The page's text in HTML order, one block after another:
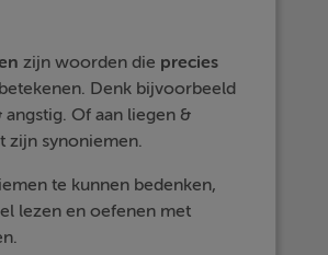
zijn woorden die precies
betekenen. Denk bijvoorbeeld
angstig. Of aan liegen &
zijn synoniemen.
te kunnen bedenken,
lezen en oefenen met